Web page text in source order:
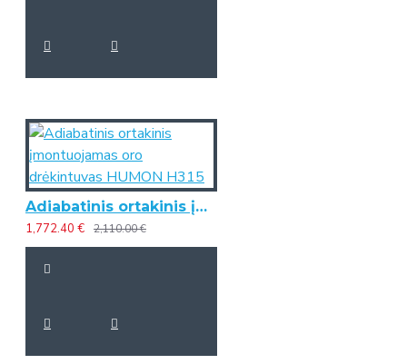
Adiabatinis ortakinis įmontuojamas oro drėkintuvas HUMON H315
1,772.40 € 2,110.00 €